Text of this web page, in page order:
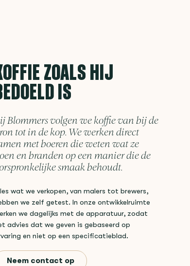
ZOALS HIJ
IS
Blommers volgen we koffie van bij de
tot in de kop. We werken direct
met boeren die weten wat ze
en branden op een manier die de
smaak behoudt.
wat we verkopen, van malers tot brewers,
we zelf getest. In onze ontwikkelruimte
we dagelijks met de apparatuur, zodat
advies dat we geven is gebaseerd op
en niet op een specificatieblad.
Neem contact op